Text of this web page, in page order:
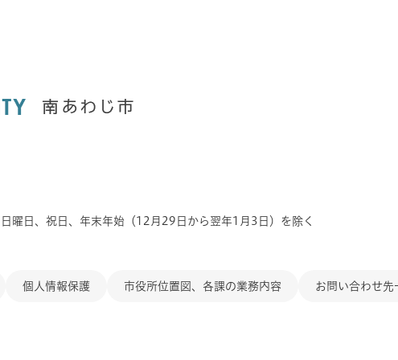
曜日、祝日、年末年始（12月29日から翌年1月3日）を除く
個人情報保護 市役所位置図、各課の業務内容 お問い合わせ先